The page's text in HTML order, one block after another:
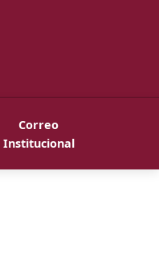
Correo
Institucional